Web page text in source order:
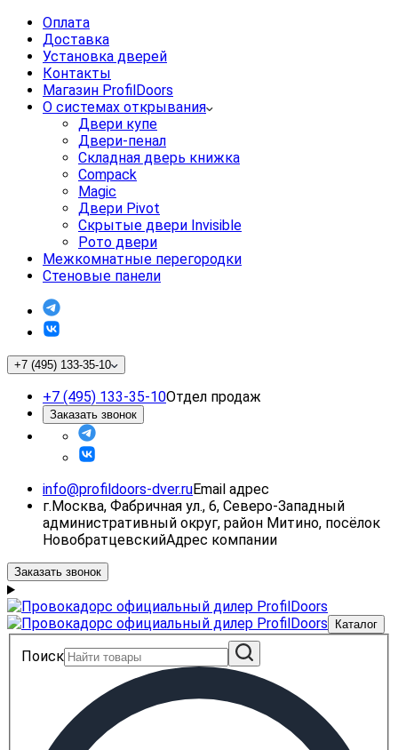
Оплата
Доставка
Установка дверей
Контакты
Магазин ProfilDoors
О системах открывания
Двери купе
Двери-пенал
Складная дверь книжка
Compack
Magic
Двери Pivot
Скрытые двери Invisible
Рото двери
Межкомнатные перегородки
Стеновые панели
+7 (495) 133-35-10
+7 (495) 133-35-10Отдел продаж
Заказать звонок
info@profildoors-dver.ruEmail адрес
г.Москва, Фабричная ул., 6, Северо-Западный
административный округ, район Митино, посёлок
НовобратцевскийАдрес компании
Заказать звонок
Каталог
Поиск